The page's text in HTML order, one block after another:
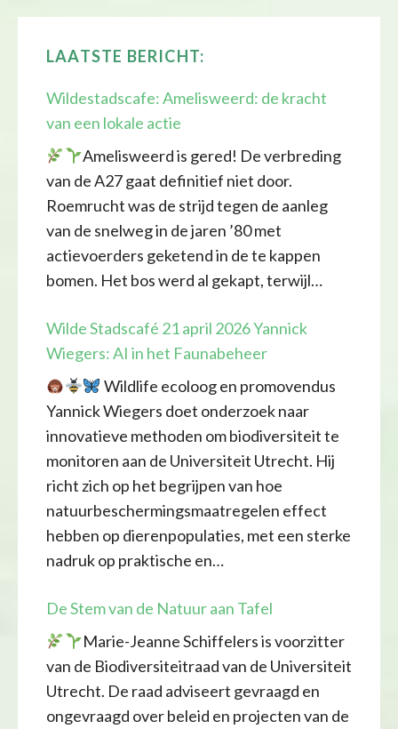
LAATSTE BERICHT:
Wildestadscafe: Amelisweerd: de kracht
van een lokale actie
Amelisweerd is gered! De verbreding
van de A27 gaat definitief niet door.
Roemrucht was de strijd tegen de aanleg
van de snelweg in de jaren ’80 met
actievoerders geketend in de te kappen
bomen. Het bos werd al gekapt, terwijl…
Wilde Stadscafé 21 april 2026 Yannick
Wiegers: AI in het Faunabeheer
Wildlife ecoloog en promovendus
Yannick Wiegers doet onderzoek naar
innovatieve methoden om biodiversiteit te
monitoren aan de Universiteit Utrecht. Hij
richt zich op het begrijpen van hoe
natuurbeschermingsmaatregelen effect
hebben op dierenpopulaties, met een sterke
nadruk op praktische en…
De Stem van de Natuur aan Tafel
Marie-Jeanne Schiffelers is voorzitter
van de Biodiversiteitraad van de Universiteit
Utrecht. De raad adviseert gevraagd en
ongevraagd over beleid en projecten van de